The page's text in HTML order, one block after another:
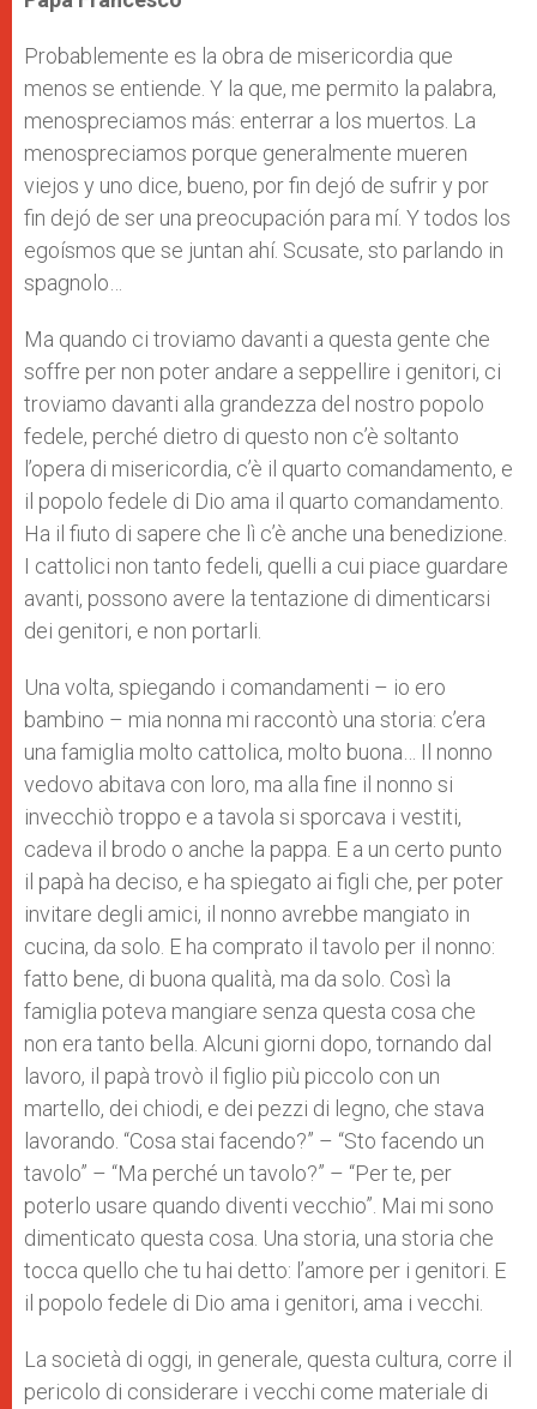
Probablemente es la obra de misericordia que
menos se entiende. Y la que, me permito la palabra,
menospreciamos más: enterrar a los muertos. La
menospreciamos porque generalmente mueren
viejos y uno dice, bueno, por fin dejó de sufrir y por
fin dejó de ser una preocupación para mí. Y todos los
egoísmos que se juntan ahí. Scusate, sto parlando in
spagnolo…
Ma quando ci troviamo davanti a questa gente che
soffre per non poter andare a seppellire i genitori, ci
troviamo davanti alla grandezza del nostro popolo
fedele, perché dietro di questo non c’è soltanto
l’opera di misericordia, c’è il quarto comandamento, e
il popolo fedele di Dio ama il quarto comandamento.
Ha il fiuto di sapere che lì c’è anche una benedizione.
I cattolici non tanto fedeli, quelli a cui piace guardare
avanti, possono avere la tentazione di dimenticarsi
dei genitori, e non portarli.
Una volta, spiegando i comandamenti – io ero
bambino – mia nonna mi raccontò una storia: c’era
una famiglia molto cattolica, molto buona… Il nonno
vedovo abitava con loro, ma alla fine il nonno si
invecchiò troppo e a tavola si sporcava i vestiti,
cadeva il brodo o anche la pappa. E a un certo punto
il papà ha deciso, e ha spiegato ai figli che, per poter
invitare degli amici, il nonno avrebbe mangiato in
cucina, da solo. E ha comprato il tavolo per il nonno:
fatto bene, di buona qualità, ma da solo. Così la
famiglia poteva mangiare senza questa cosa che
non era tanto bella. Alcuni giorni dopo, tornando dal
lavoro, il papà trovò il figlio più piccolo con un
martello, dei chiodi, e dei pezzi di legno, che stava
lavorando. “Cosa stai facendo?” – “Sto facendo un
tavolo” – “Ma perché un tavolo?” – “Per te, per
poterlo usare quando diventi vecchio”. Mai mi sono
dimenticato questa cosa. Una storia, una storia che
tocca quello che tu hai detto: l’amore per i genitori. E
il popolo fedele di Dio ama i genitori, ama i vecchi.
La società di oggi, in generale, questa cultura, corre il
pericolo di considerare i vecchi come materiale di